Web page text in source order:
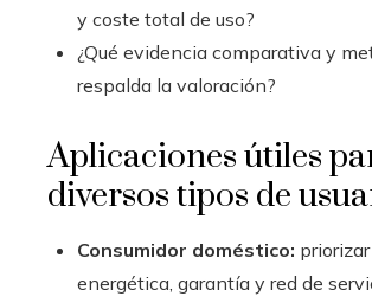
y coste total de uso?
¿Qué evidencia comparativa y
respalda la valoración?
Aplicaciones útiles
diversos tipos de
Consumidor doméstico:
energética, garantía y red de